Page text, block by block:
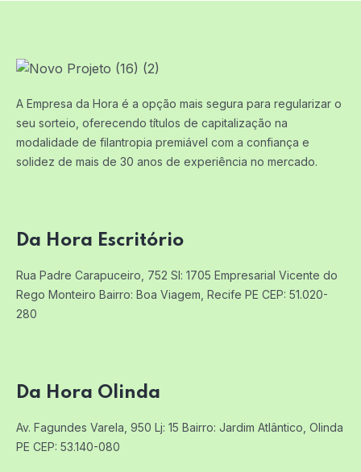
A Empresa da Hora é a opção mais segura para regularizar o
seu sorteio, oferecendo títulos de capitalização na
modalidade de filantropia premiável com a confiança e
solidez de mais de 30 anos de experiência no mercado.
Da Hora Escritório
Rua Padre Carapuceiro, 752 Sl: 1705 Empresarial Vicente do
Rego Monteiro Bairro: Boa Viagem, Recife PE CEP: 51.020-
280
Da Hora Olinda
Av. Fagundes Varela, 950 Lj: 15 Bairro: Jardim Atlântico, Olinda
PE CEP: 53.140-080